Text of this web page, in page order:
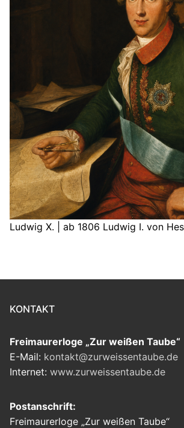
Ludwig X. | ab 1806 Ludwig I. von
KONTAKT
Freimaurerloge „Zur weißen Taube“
E-Mail: kontakt@zurweissentaube.de
Internet: www.zurweissentaube.de
Postanschrift:
Freimaurerloge „Zur weißen Taube“